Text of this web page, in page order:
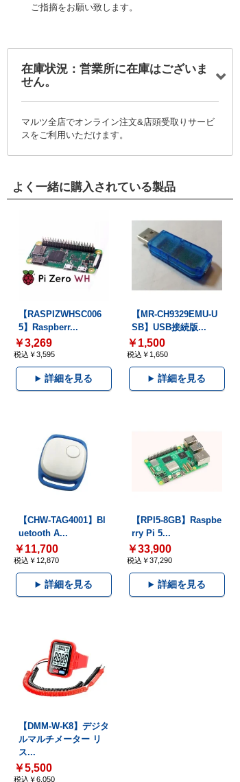
ご指摘をお願い致します。
在庫状況：営業所に在庫はございま
せん。
マルツ全店でオンライン注文&店頭受取りサービ
スをご利用いただけます。
よく一緒に購入されている製品
【RASPIZWHSC006
5】Raspberr...
￥3,269
税込￥3,595
詳細を見る
【MR-CH9329EMU-U
SB】USB接続版...
￥1,500
税込￥1,650
詳細を見る
【CHW-TAG4001】Bl
uetooth A...
￥11,700
税込￥12,870
詳細を見る
【RPI5-8GB】Raspbe
rry Pi 5...
￥33,900
税込￥37,290
詳細を見る
【DMM-W-K8】デジタ
ルマルチメーター リ
ス...
￥5,500
税込￥6,050